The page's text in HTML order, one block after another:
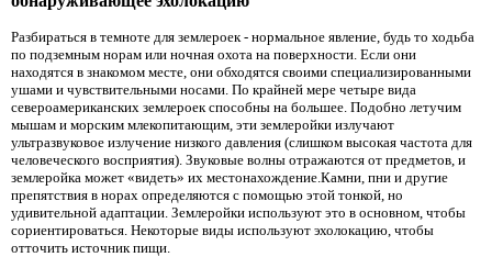
Разбираться в темноте для землероек - нормальное явление, будь то ходьба
по подземным норам или ночная охота на поверхности. Если они
находятся в знакомом месте, они обходятся своими специализированными
ушами и чувствительными носами. По крайней мере четыре вида
североамериканских землероек способны на большее. Подобно летучим
мышам и морским млекопитающим, эти землеройки излучают
ультразвуковое излучение низкого давления (слишком высокая частота для
человеческого восприятия). Звуковые волны отражаются от предметов, и
землеройка может «видеть» их местонахождение.Камни, пни и другие
препятствия в норах определяются с помощью этой тонкой, но
удивительной адаптации. Землеройки используют это в основном, чтобы
сориентироваться. Некоторые виды используют эхолокацию, чтобы
отточить источник пищи.